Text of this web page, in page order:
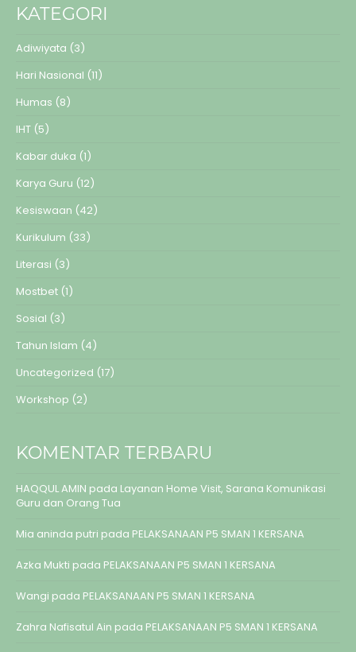
KATEGORI
Adiwiyata (3)
Hari Nasional (11)
Humas (8)
IHT (5)
Kabar duka (1)
Karya Guru (12)
Kesiswaan (42)
Kurikulum (33)
Literasi (3)
Mostbet (1)
Sosial (3)
Tahun Islam (4)
Uncategorized (17)
Workshop (2)
KOMENTAR TERBARU
HAQQUL AMIN pada Layanan Home Visit, Sarana Komunikasi
Guru dan Orang Tua
Mia aninda putri pada PELAKSANAAN P5 SMAN 1 KERSANA
Azka Mukti pada PELAKSANAAN P5 SMAN 1 KERSANA
Wangi pada PELAKSANAAN P5 SMAN 1 KERSANA
Zahra Nafisatul Ain pada PELAKSANAAN P5 SMAN 1 KERSANA